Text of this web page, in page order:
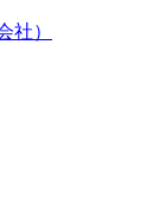
社）